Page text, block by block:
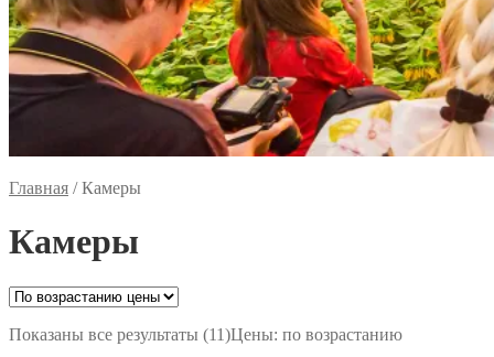
Главная /Камеры
Камеры
Показаны все результаты (11)Цены: по возрастанию